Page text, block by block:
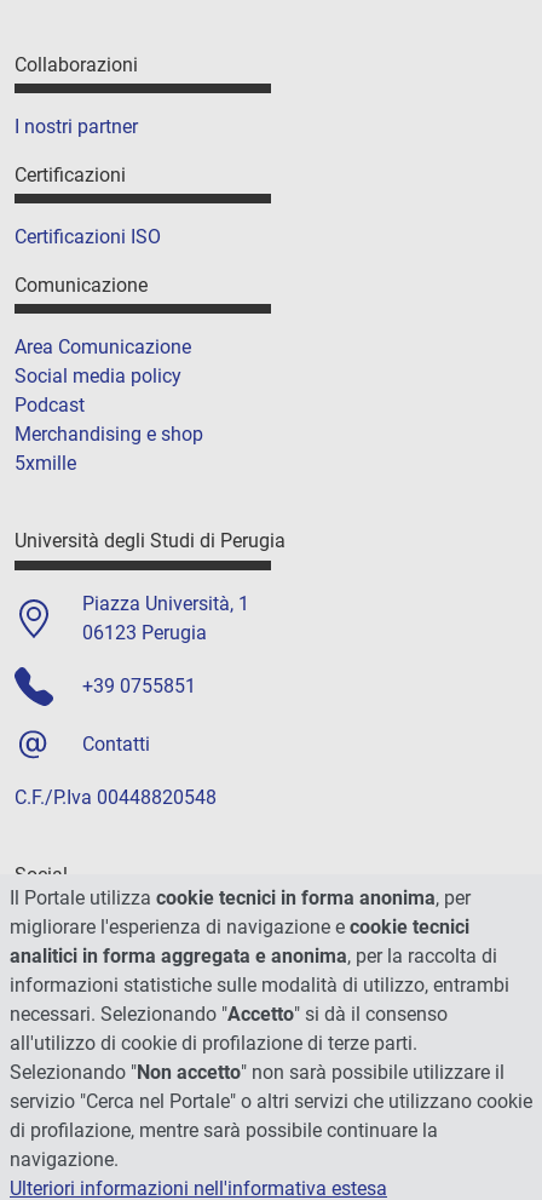
Collaborazioni
I nostri partner
Certificazioni
Certificazioni ISO
Comunicazione
Area Comunicazione
Social media policy
Podcast
Merchandising e shop
5xmille
Università degli Studi di Perugia
Piazza Università, 1
06123 Perugia
+39 0755851
Contatti
C.F./P.Iva 00448820548
Social
Il Portale utilizza cookie tecnici in forma anonima, per
migliorare l'esperienza di navigazione e cookie tecnici
analitici in forma aggregata e anonima, per la raccolta di
informazioni statistiche sulle modalità di utilizzo, entrambi
necessari. Selezionando "Accetto" si dà il consenso
all'utilizzo di cookie di profilazione di terze parti.
Selezionando "Non accetto" non sarà possibile utilizzare il
servizio "Cerca nel Portale" o altri servizi che utilizzano cookie
di profilazione, mentre sarà possibile continuare la
navigazione.
Ulteriori informazioni nell'informativa estesa